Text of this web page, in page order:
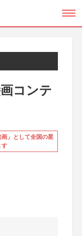
コンテ
」として全国の星
す